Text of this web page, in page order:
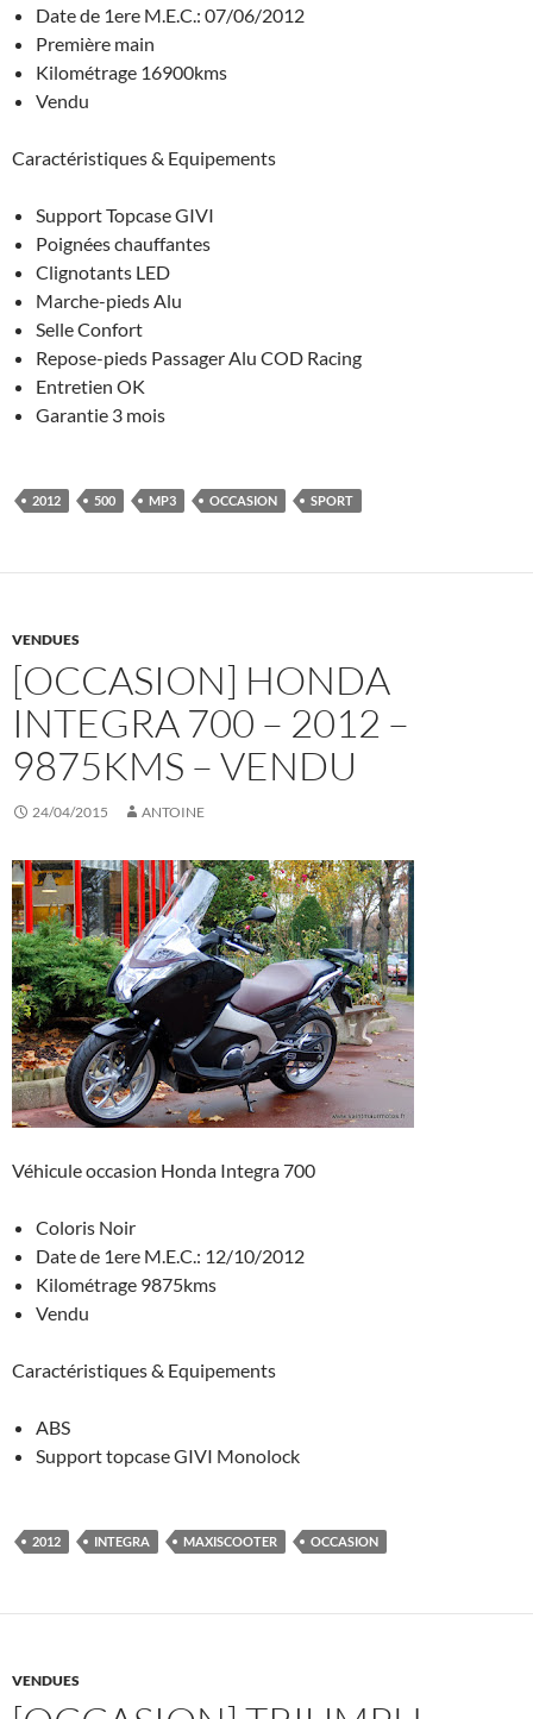
Date de 1ere M.E.C.: 07/06/2012
Première main
Kilométrage 16900kms
Vendu
Caractéristiques & Equipements
Support Topcase GIVI
Poignées chauffantes
Clignotants LED
Marche-pieds Alu
Selle Confort
Repose-pieds Passager Alu COD Racing
Entretien OK
Garantie 3 mois
2012 500 MP3 OCCASION SPORT
VENDUES
[OCCASION] HONDA
INTEGRA 700 – 2012 –
9875KMS – VENDU
24/04/2015 ANTOINE
Véhicule occasion Honda Integra 700
Coloris Noir
Date de 1ere M.E.C.: 12/10/2012
Kilométrage 9875kms
Vendu
Caractéristiques & Equipements
ABS
Support topcase GIVI Monolock
2012 INTEGRA MAXISCOOTER OCCASION
VENDUES